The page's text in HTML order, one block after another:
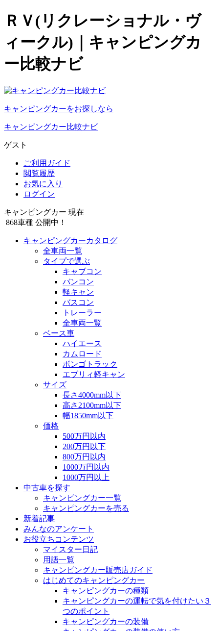
ＲＶ(リクレーショナル・ヴ
ィークル)｜キャンピングカ
ー比較ナビ
キャンピングカーをお探しなら
キャンピングカー比較ナビ
ゲスト
ご利用ガイド
閲覧履歴
お気に入り
ログイン
キャンピングカー 現在
868車種 公開中！
キャンピングカーカタログ
全車両一覧
タイプで選ぶ
キャブコン
バンコン
軽キャン
バスコン
トレーラー
全車両一覧
ベース車
ハイエース
カムロード
ボンゴトラック
エブリィ軽キャン
サイズ
長さ4000mm以下
高さ2100mm以下
幅1850mm以下
価格
500万円以内
200万円以下
800万円以内
1000万円以内
1000万円以上
中古車を探す
キャンピングカー一覧
キャンピングカーを売る
新着記事
みんなのアンケート
お役立ちコンテンツ
マイスター日記
用語一覧
キャンピングカー販売店ガイド
はじめてのキャンピングカー
キャンピングカーの種類
キャンピングカーの運転で気を付けたい３
つのポイント
キャンピングカーの装備